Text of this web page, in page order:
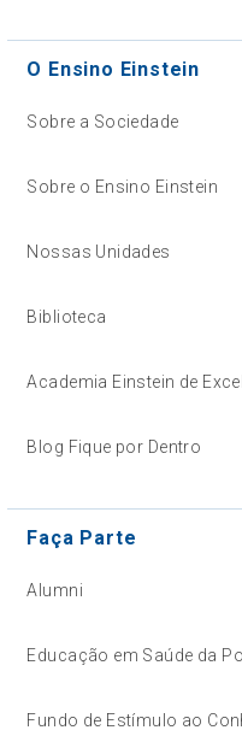
O Ensino Einstein
Sobre a Sociedade
Sobre o Ensino Einstein
Nossas Unidades
Biblioteca
Academia Einstein de
Blog Fique por Dentro
Faça Parte
Alumni
Educação em Saúde da
Fundo de Estímulo ao